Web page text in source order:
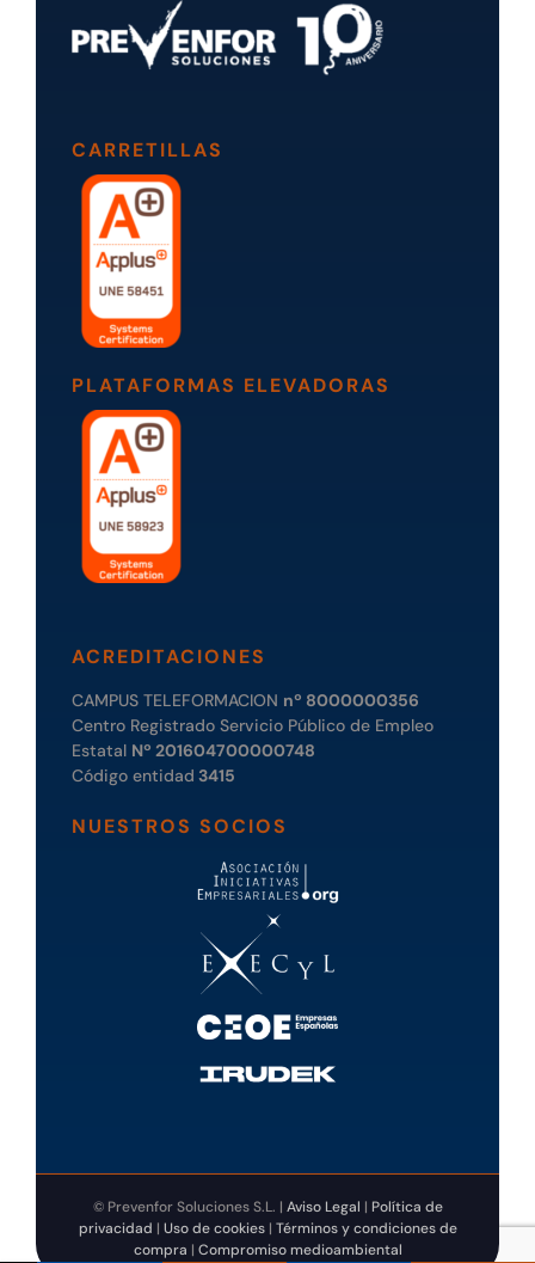
CARRETILLAS
PLATAFORMAS ELEVADORAS
ACREDITACIONES
CAMPUS TELEFORMACION nº 8000000356
Centro Registrado Servicio Público de Empleo
Estatal Nº 201604700000748
Código entidad 3415
NUESTROS SOCIOS
© Prevenfor Soluciones S.L. | Aviso Legal | Política de
privacidad | Uso de cookies| Términos y condiciones de
compra | Compromiso medioambiental